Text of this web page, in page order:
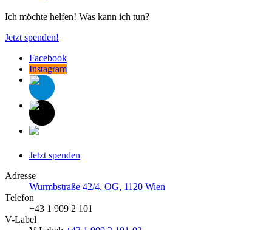
Ich möchte helfen! Was kann ich tun?
Jetzt spenden!
Facebook
Instagram
Jetzt spenden
Adresse
Wurmbstraße 42/4. OG, 1120 Wien
Telefon
+43 1 909 2 101
V-Label